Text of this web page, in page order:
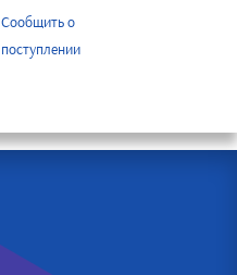
Сообщить о
поступлении